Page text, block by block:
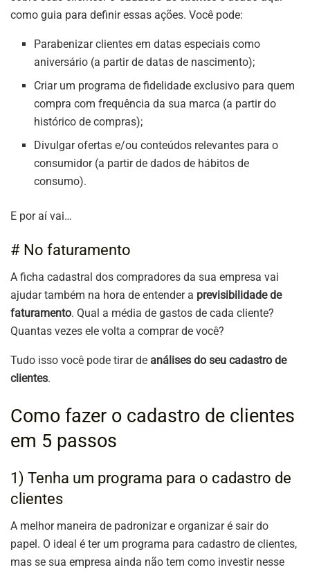
como guia para definir essas ações. Você pode:
Parabenizar clientes em datas especiais como
aniversário (a partir de datas de nascimento);
Criar um programa de fidelidade exclusivo para quem
compra com frequência da sua marca (a partir do
histórico de compras);
Divulgar ofertas e/ou conteúdos relevantes para o
consumidor (a partir de dados de hábitos de
consumo).
E por aí vai…
# No faturamento
A ficha cadastral dos compradores da sua empresa vai
ajudar também na hora de entender a previsibilidade de
faturamento. Qual a média de gastos de cada cliente?
Quantas vezes ele volta a comprar de você?
Tudo isso você pode tirar de análises do seu cadastro de
clientes.
Como fazer o cadastro de clientes
em 5 passos
1) Tenha um programa para o cadastro de
clientes
A melhor maneira de padronizar e organizar é sair do
papel. O ideal é ter um programa para cadastro de clientes,
mas se sua empresa ainda não tem como investir nesse